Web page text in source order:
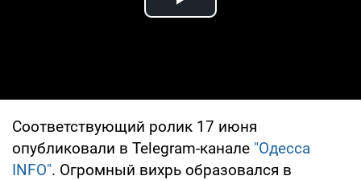
Play Video
Соответствующий ролик 17 июня
опубликовали в Telegram-канале "Одесса
INFO". Огромный вихрь образовался в